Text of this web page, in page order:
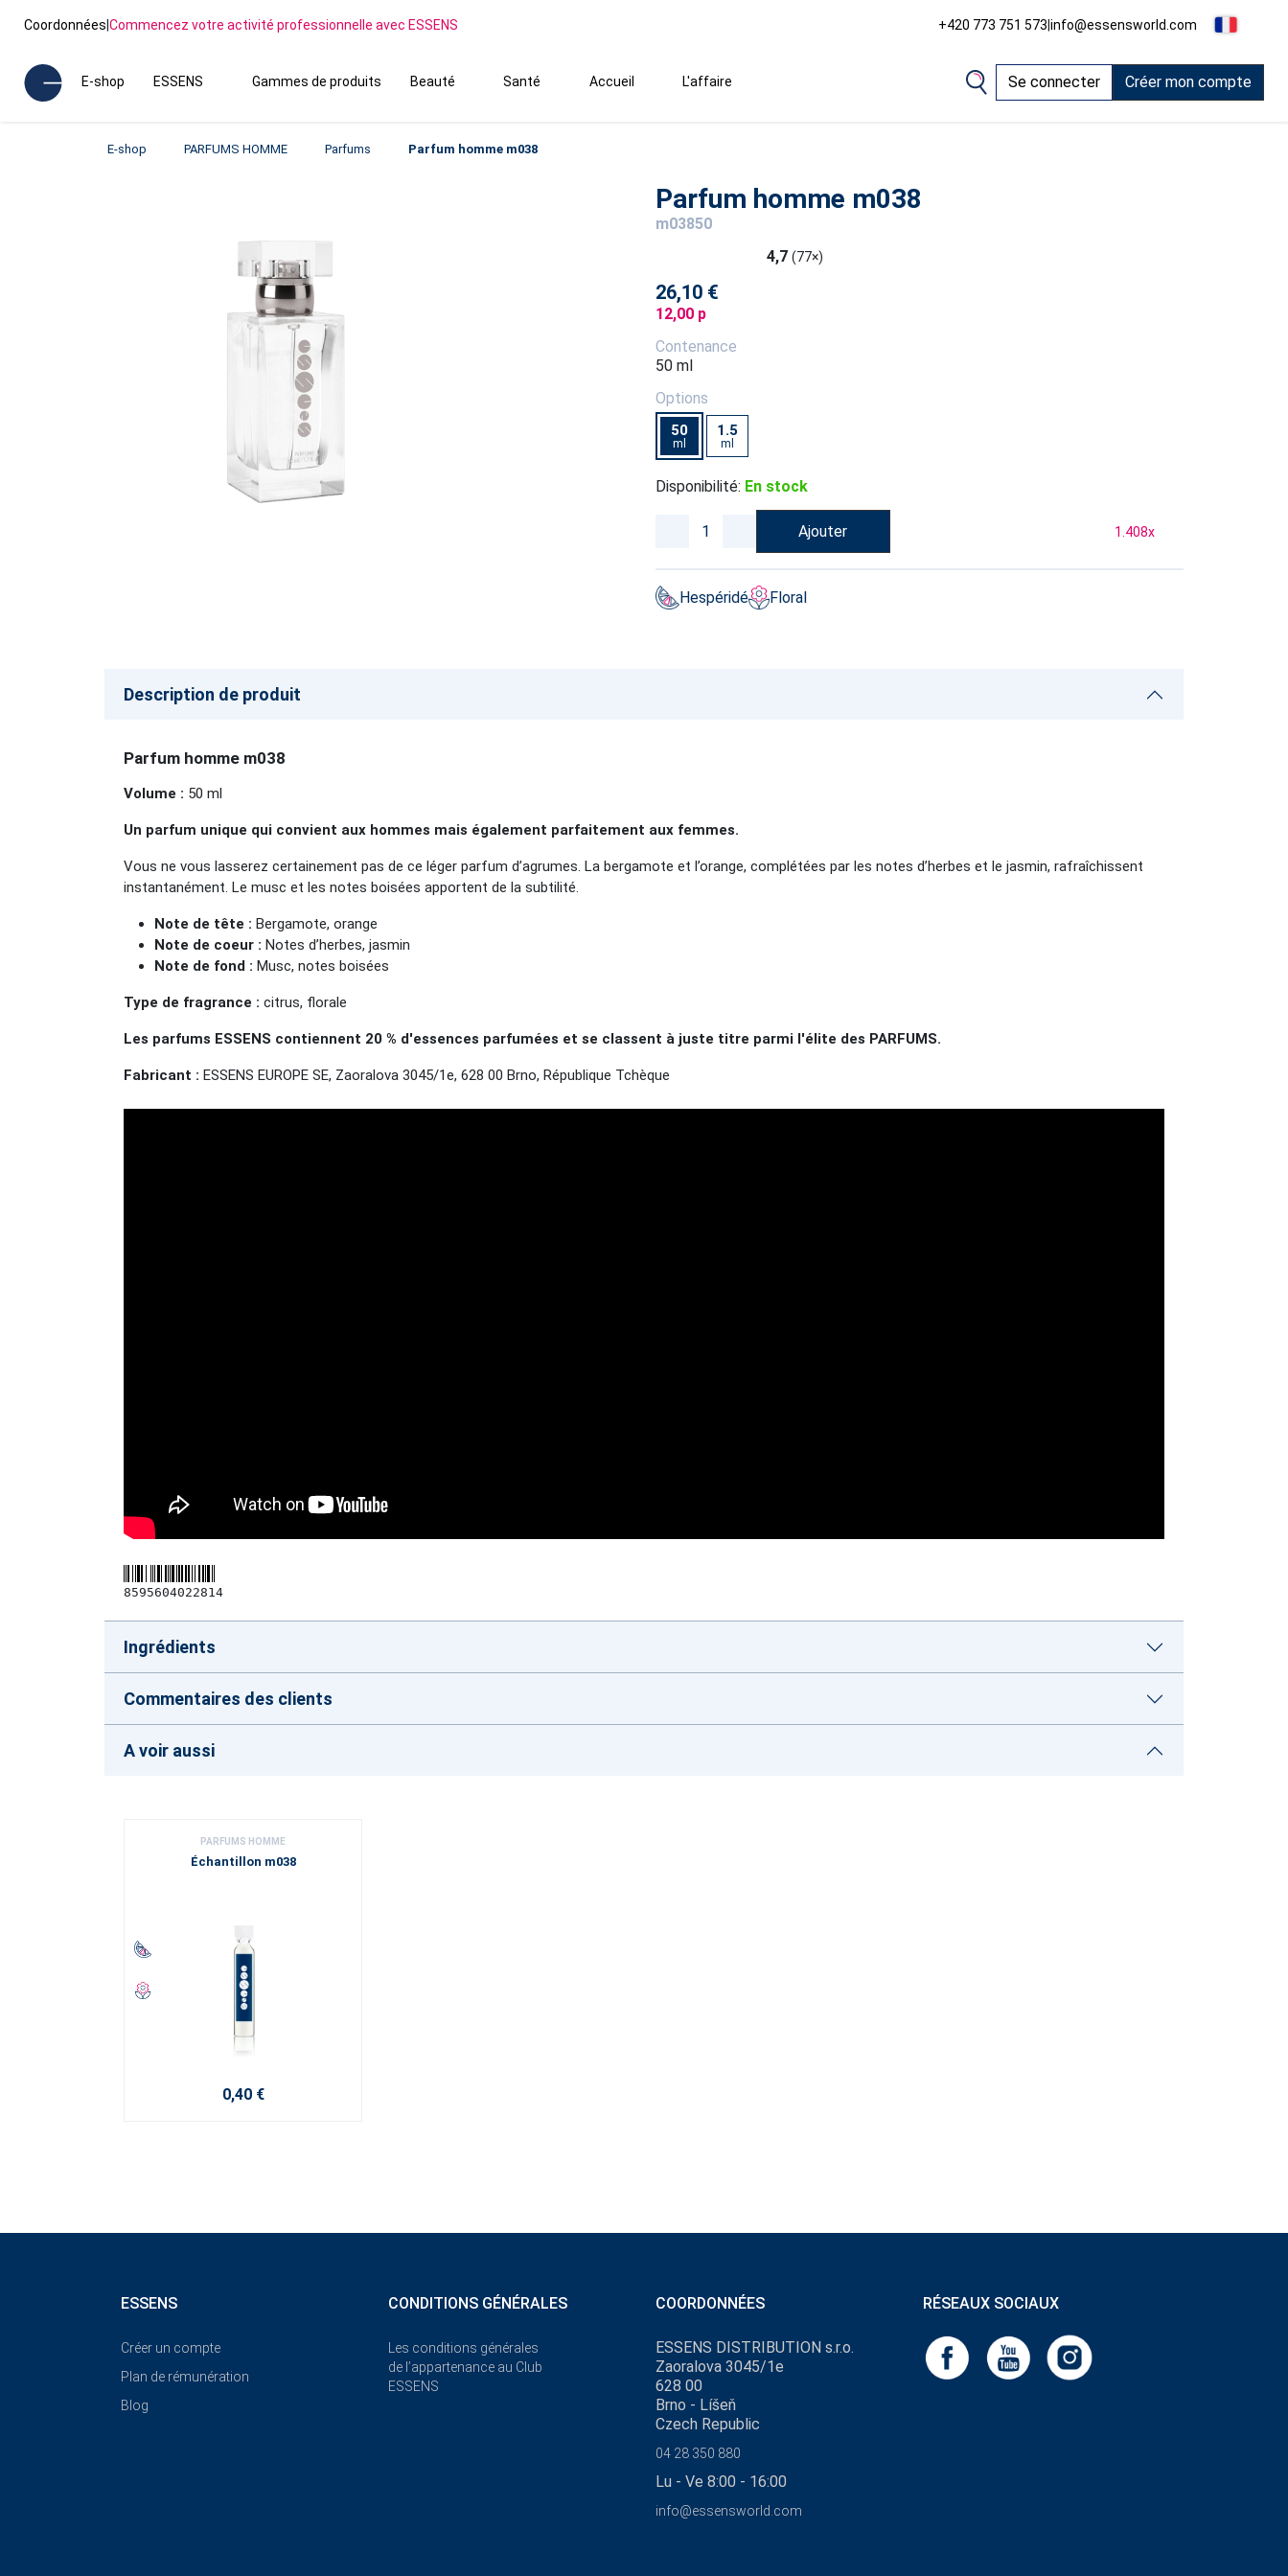
Coordonnées|Commencez votre activité professionnelle avec ESSENS +420 773 751 573|info@essensworld.com
E-shop ESSENS Gammes de produits Beauté Santé Accueil L'affaire Se connecter Créer mon compte
E-shop PARFUMS HOMME Parfums Parfum homme m038
Parfum homme m038
m03850
4,7 (77×)
26,10 €
12,00 p
Contenance
50 ml
Options
50
ml
1.5
ml
Disponibilité: En stock
Ajouter 1.408x
Hespéridé Floral
Description de produit
Parfum homme m038
Volume : 50 ml
Un parfum unique qui convient aux hommes mais également parfaitement aux femmes.
Vous ne vous lasserez certainement pas de ce léger parfum d’agrumes. La bergamote et l’orange, complétées par les notes d’herbes et le jasmin, rafraîchissent
instantanément. Le musc et les notes boisées apportent de la subtilité.
Note de tête : Bergamote, orange
Note de coeur : Notes d’herbes, jasmin
Note de fond : Musc, notes boisées
Type de fragrance : citrus, florale
Les parfums ESSENS contiennent 20 % d'essences parfumées et se classent à juste titre parmi l'élite des PARFUMS.
Fabricant : ESSENS EUROPE SE, Zaoralova 3045/1e, 628 00 Brno, République Tchèque
8595604022814
Ingrédients
Commentaires des clients
A voir aussi
PARFUMS HOMME
Échantillon m038
0,40 €
ESSENS
Créer un compte
Plan de rémunération
Blog
CONDITIONS GÉNÉRALES
Les conditions générales
de l’appartenance au Club
ESSENS
COORDONNÉES
ESSENS DISTRIBUTION s.r.o.
Zaoralova 3045/1e
628 00
Brno - Líšeň
Czech Republic
04 28 350 880
Lu - Ve 8:00 - 16:00
info@essensworld.com
RÉSEAUX SOCIAUX